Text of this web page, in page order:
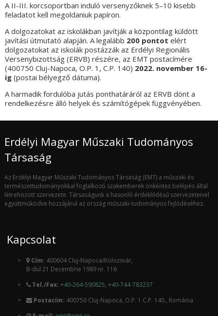
A II-III. korcsoportban induló versenyzőknek 5–10 kisebb
feladatot kell megoldaniuk papíron.
A dolgozatokat az iskolákban javítják a központilag küldött
javítási útmutató alapján. A legalább 200 pontot elért
dolgozatokat az iskolák postázzák az Erdélyi Regionális
Versenybizottság (ERVB) részére, az EMT postacímére
(400750 Cluj-Napoca, O.P. 1, C.P. 140) 2022. november 16-
ig (postai bélyegző dátuma).
A harmadik fordulóba jutás ponthatáráról az ERVB dönt a
rendelkezésre álló helyek és számítógépek függvényében.
Erdélyi Magyar Műszaki Tudományos
Társaság
Az Erdélyi Magyar Műszaki Tudományos Társaság (EMT) a műszaki és
természettudományokkal foglalkozó szakemberek önkéntes belépés által
létrehozott szervezete. Társaságunk a hasonló érdeklődésű szervezeteivel
együttműködve hozzájárul az ország műszaki-tudományos fejlődéséhez.
Kapcsolat
Cím: 400604 Cluj-Napoca/Kolozsvár,
B-dul 21 Decembrie 1989 nr. 116
Tel./Fax: +40-264-590825, +40-744-783237
Postacím: 400750 Cluj-Napoca, O.P. 1 C.P. 140., Románia